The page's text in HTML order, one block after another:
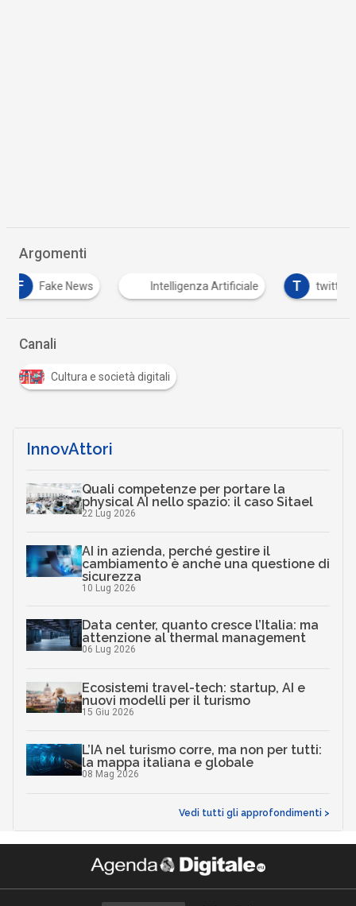
Argomenti
Fake News Intelligenza Artificiale twitter
Canali
Cultura e società digitali
InnovAttori
Quali competenze per portare la
physical AI nello spazio: il caso Sitael
22 Lug 2026
AI in azienda, perché gestire il
cambiamento è anche una questione di
sicurezza
10 Lug 2026
Data center, quanto cresce l’Italia: ma
attenzione al thermal management
06 Lug 2026
Ecosistemi travel-tech: startup, AI e
nuovi modelli per il turismo
15 Giu 2026
L’IA nel turismo corre, ma non per tutti:
la mappa italiana e globale
08 Mag 2026
Vedi tutti gli approfondimenti >